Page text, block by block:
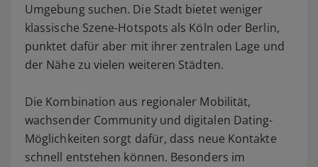
Umgebung suchen. Die Stadt bietet weniger
klassische Szene-Hotspots als Köln oder Berlin,
punktet dafür aber mit ihrer zentralen Lage und
der Nähe zu vielen weiteren Städten.
Die Kombination aus regionaler Mobilität,
wachsender Community und digitalen Dating-
Möglichkeiten sorgt dafür, dass neue Kontakte
schnell entstehen können. Besonders im